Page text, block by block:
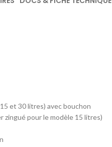
et 30 litres) avec bouchon
zingué pour le modèle 15 litres)